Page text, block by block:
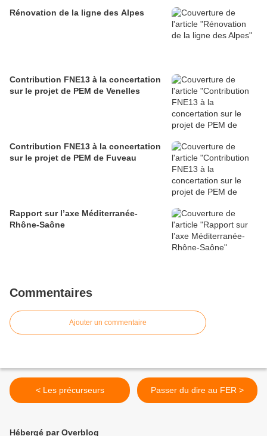
Rénovation de la ligne des Alpes
Contribution FNE13 à la concertation
sur le projet de PEM de Venelles
Contribution FNE13 à la concertation
sur le projet de PEM de Fuveau
Rapport sur l’axe Méditerranée-
Rhône-Saône
Commentaires
Ajouter un commentaire
< Les précurseurs Passer du dire au FER >
Hébergé par Overblog